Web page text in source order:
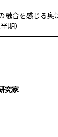
融合を感じる
期）
究家